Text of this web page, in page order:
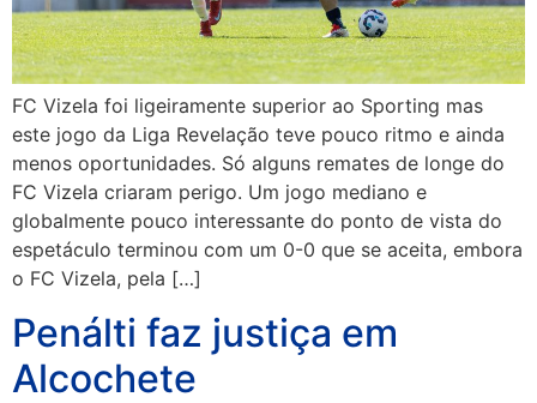
FC Vizela foi ligeiramente superior ao Sporting mas
este jogo da Liga Revelação teve pouco ritmo e ainda
menos oportunidades. Só alguns remates de longe do
FC Vizela criaram perigo. Um jogo mediano e
globalmente pouco interessante do ponto de vista do
espetáculo terminou com um 0-0 que se aceita, embora
o FC Vizela, pela […]
Penálti faz justiça em
Alcochete